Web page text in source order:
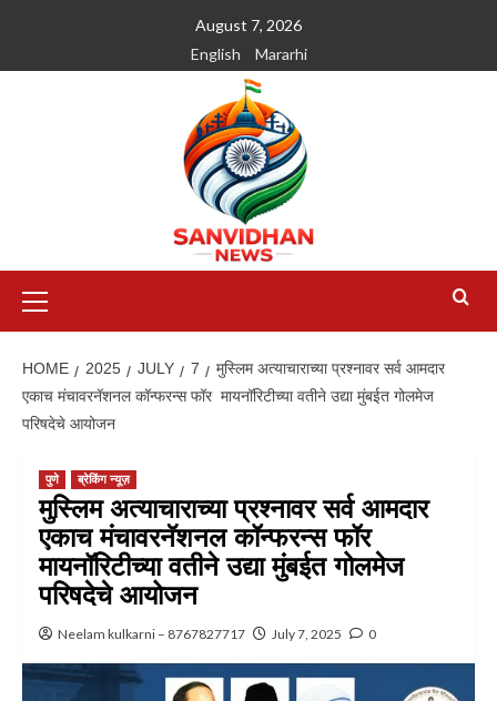
August 7, 2026
English
Mararhi
HOME 2025 JULY 7
मुस्लिम अत्याचाराच्या प्रश्नावर सर्व आमदार
एकाच मंचावरनॅशनल कॉन्फरन्स फॉर मायनॉरिटीच्या वतीने उद्या मुंबईत गोलमेज
परिषदेचे आयोजन
पुणे ब्रेकिंग न्यूज़
मुस्लिम अत्याचाराच्या प्रश्नावर सर्व आमदार
एकाच मंचावरनॅशनल कॉन्फरन्स फॉर
मायनॉरिटीच्या वतीने उद्या मुंबईत गोलमेज
परिषदेचे आयोजन
Neelam kulkarni – 8767827717 July 7, 2025 0